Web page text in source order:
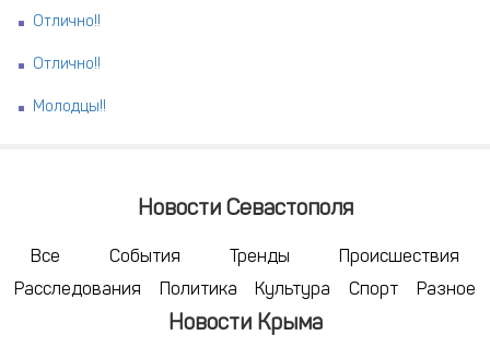
Отлично!!
Отлично!!
Молодцы!!
Новости Севастополя
Все События Тренды
Происшествия
Расследования
Политика Культура Спорт Разное
Новости Крыма